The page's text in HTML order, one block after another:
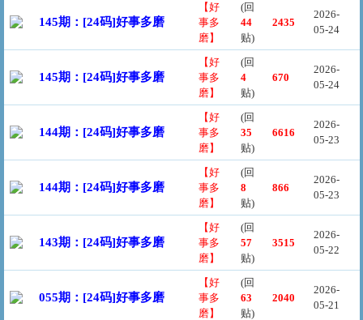
145期：[24码]好事多磨
【好
事多
磨】
(回
44
贴)
2435
2026-
05-24
145期：[24码]好事多磨
【好
事多
磨】
(回
4
贴)
670
2026-
05-24
144期：[24码]好事多磨
【好
事多
磨】
(回
35
贴)
6616
2026-
05-23
144期：[24码]好事多磨
【好
事多
磨】
(回
8
贴)
866
2026-
05-23
143期：[24码]好事多磨
【好
事多
磨】
(回
57
贴)
3515
2026-
05-22
055期：[24码]好事多磨
【好
事多
磨】
(回
63
贴)
2040
2026-
05-21